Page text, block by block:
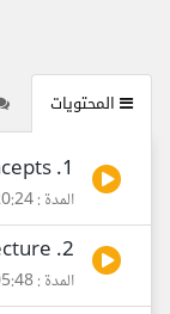
المحتويات
1. Basic Concepts
المدة : 00:20:24
2. Docker Architecture
المدة : 00:05:48